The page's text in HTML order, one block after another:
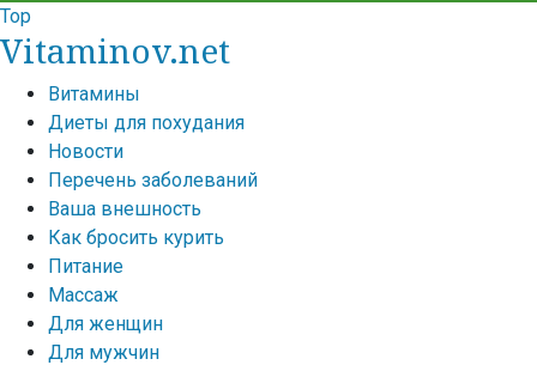
Top
Vitaminov.net
Витамины
Диеты для похудания
Новости
Перечень заболеваний
Ваша внешность
Как бросить курить
Питание
Массаж
Для женщин
Для мужчин